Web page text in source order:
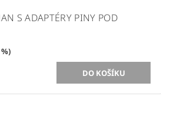
S ADAPTÉRY PINY POD